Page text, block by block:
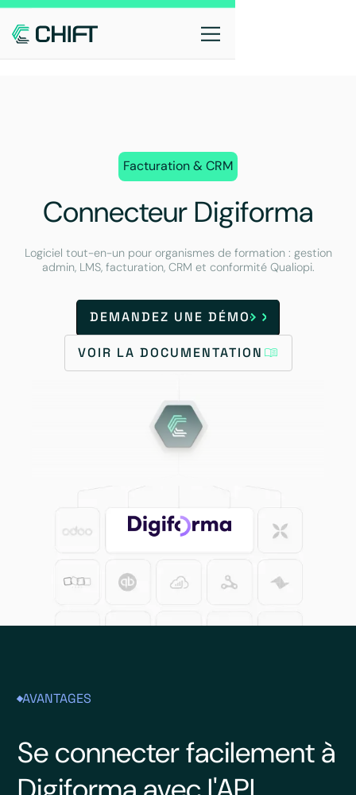
Facturation & CRM
Connecteur Digiforma
Logiciel tout-en-un pour organismes de formation : gestion
admin, LMS, facturation, CRM et conformité Qualiopi.
DEMANDEZ UNE DÉMO
VOIR LA DOCUMENTATION
AVANTAGES
Se connecter facilement à